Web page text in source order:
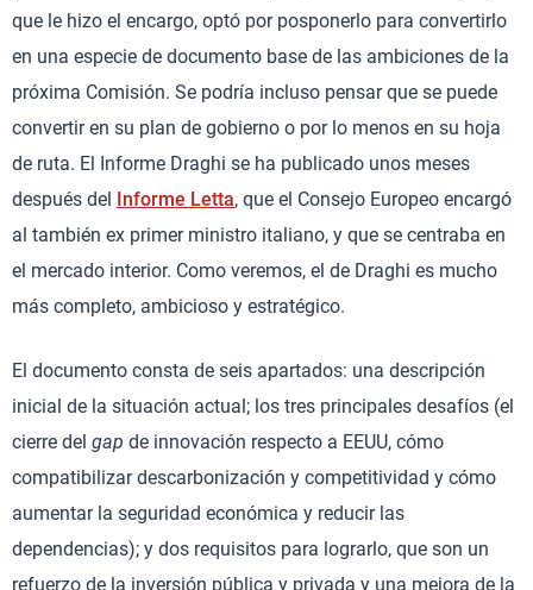
que le hizo el encargo, optó por posponerlo para convertirlo
en una especie de documento base de las ambiciones de la
próxima Comisión. Se podría incluso pensar que se puede
convertir en su plan de gobierno o por lo menos en su hoja
de ruta. El Informe Draghi se ha publicado unos meses
después del Informe Letta, que el Consejo Europeo encargó
al también ex primer ministro italiano, y que se centraba en
el mercado interior. Como veremos, el de Draghi es mucho
más completo, ambicioso y estratégico.
El documento consta de seis apartados: una descripción
inicial de la situación actual; los tres principales desafíos (el
cierre del gap de innovación respecto a EEUU, cómo
compatibilizar descarbonización y competitividad y cómo
aumentar la seguridad económica y reducir las
dependencias); y dos requisitos para lograrlo, que son un
refuerzo de la inversión pública y privada y una mejora de la